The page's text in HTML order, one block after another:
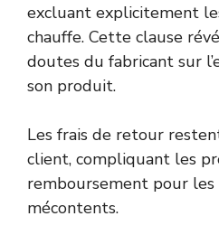
excluant explicitement
chauffe. Cette clause
doutes du fabricant sur
son produit.
Les frais de retour
client, compliquant les
remboursement pour les
mécontents.